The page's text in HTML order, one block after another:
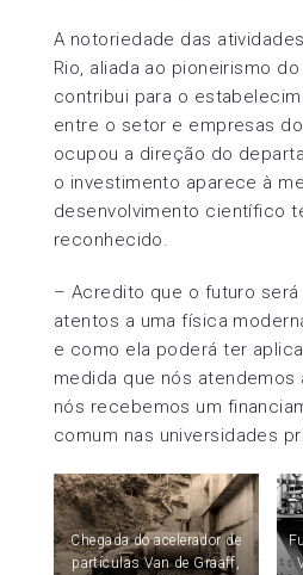
A notoriedade das
Rio, aliada ao pioneirismo
contribui para o
entre o setor e empresas
ocupou a direção do
o investimento aparece à
desenvolvimento científico
reconhecido.
– Acredito que o futuro
atentos a uma física
e como ela poderá ter
medida que nós
nós recebemos um
comum nas universidades
Chegada do acelerador de
partículas Van de Graaff,